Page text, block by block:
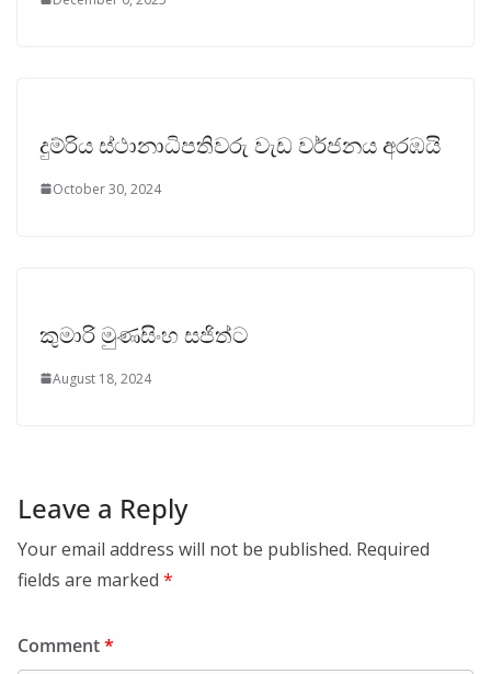
දුම්රිය ස්ථානාධිපතිවරු වැඩ වර්ජනය අරඹයි
October 30, 2024
කුමාරි මුණසිංහ සජිත්ට
August 18, 2024
Leave a Reply
Your email address will not be published. Required
fields are marked *
Comment*